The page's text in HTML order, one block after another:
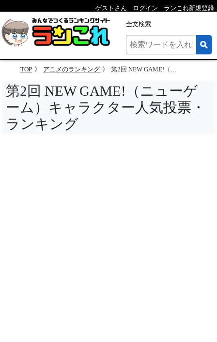
ゲストさん ログイン ランこれ新規登録
全文検索
TOP アニメのランキング 第2回 NEW GAME!（ニューゲーム）キャラクター人気投票
第2回 NEW GAME!（ニューゲ
ーム）キャラクター人気投票・
ランキング